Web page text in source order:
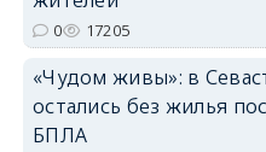
0 17205
«Чудом живы»: в
остались без жилья
БПЛА